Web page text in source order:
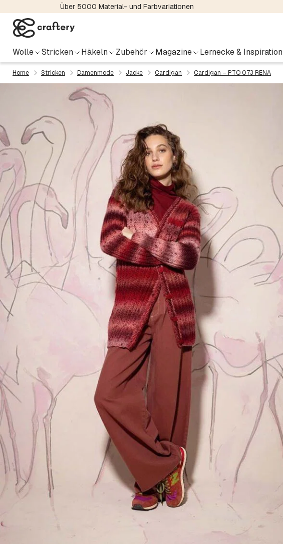
Über 5000 Material- und Farbvariationen
Wolle Stricken Häkeln Zubehör Magazine Lernecke & Inspiration
Home Stricken Damenmode Jacke Cardigan Cardigan – PTO 073 RENA